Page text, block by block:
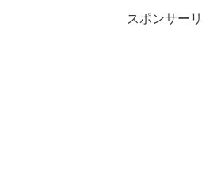
スポンサー